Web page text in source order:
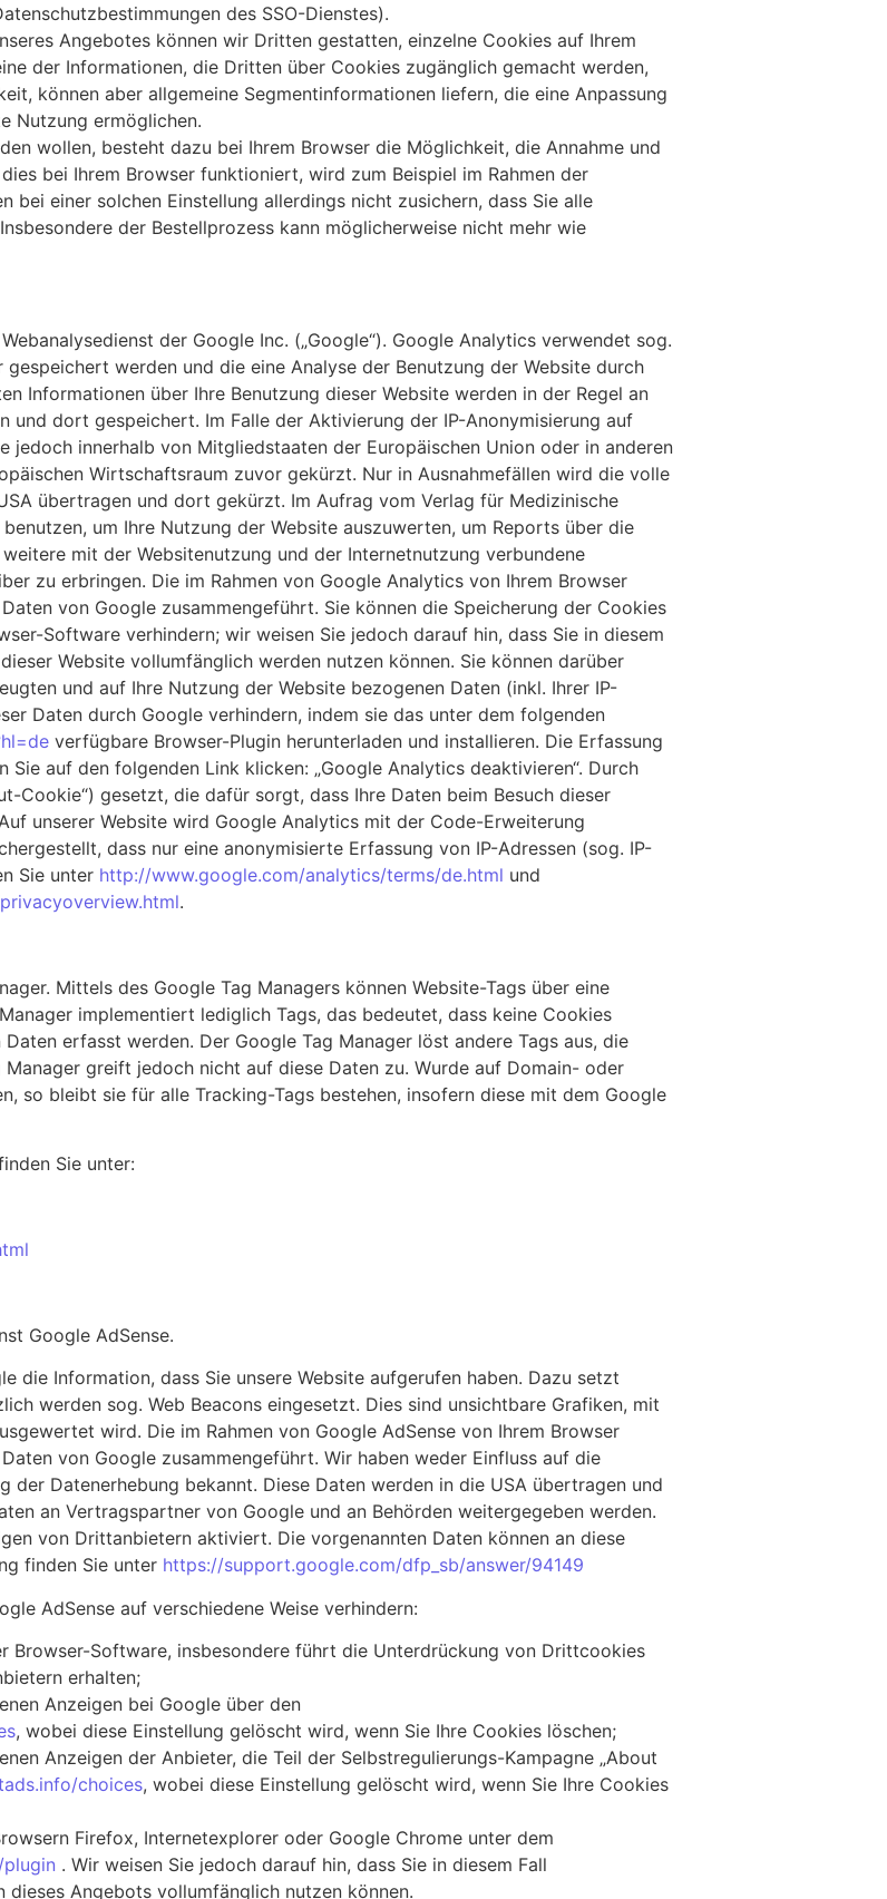
des SSO-Dienstes).
Angebotes können wir Dritten gestatten, einzelne Cookies auf Ihrem
der Informationen, die Dritten über Cookies zugänglich gemacht werden,
können aber allgemeine Segment­in­formationen liefern, die eine Anpassung
Nutzung ermöglichen.
wollen, besteht dazu bei Ihrem Browser die Möglichkeit, die Annahme und
bei Ihrem Browser funktioniert, wird zum Beispiel im Rahmen der
bei einer solchen Einstellung allerdings nicht zu­sichern, dass Sie alle
der Bestellprozess kann möglicherweise nicht mehr wie
der Google Inc. („Google“). Google Analytics verwendet sog.
gespeichert werden und die eine Analyse der Benutzung der Website durch
Informationen über Ihre Benutzung dieser Website werden in der Regel an
und dort gespeichert. Im Falle der Aktivierung der IP-Anonymisierung auf
jedoch innerhalb von Mitgliedstaaten der Europäischen Union oder in anderen
Wirtschaftsraum zuvor gekürzt. Nur in Ausnahmefällen wird die volle
übertragen und dort gekürzt. Im Aufrag vom Verlag für Medizinische
um Ihre Nutzung der Website auszuwerten, um Reports über die
mit der Websitenutzung und der Internetnutzung verbundene
zu erbringen. Die im Rahmen von Google Analytics von Ihrem Browser
von Google zusammengeführt. Sie können die Speicherung der Cookies
Software verhindern; wir weisen Sie jedoch darauf hin, dass Sie in diesem
Website vollumfänglich werden nutzen können. Sie können darüber
und auf Ihre Nutzung der Website bezogenen Daten (inkl. Ihrer IP-
Daten durch Google verhindern, indem sie das unter dem folgenden
verfügbare Browser-Plugin herunterladen und installieren. Die Erfassung
auf den folgenden Link klicken: „Google Analytics deaktivieren“. Durch
Cookie“) gesetzt, die dafür sorgt, dass Ihre Daten beim Besuch dieser
unserer Website wird Google Analytics mit der Code-Erweiterung
dass nur eine anonymisierte Erfassung von IP-Adressen (sog. IP-
Sie unter http://www.google.com/analytics/terms/de.html und
.
Mittels des Google Tag Managers können Website-Tags über eine
implementiert lediglich Tags, das bedeutet, dass keine Cookies
erfasst werden. Der Google Tag Manager löst andere Tags aus, die
greift jedoch nicht auf diese Daten zu. Wurde auf Domain- oder
so bleibt sie für alle Tracking-Tags bestehen, insofern diese mit dem Google
Sie unter:
Google AdSense.
die Information, dass Sie unsere Website aufgerufen haben. Dazu setzt
werden sog. Web Beacons eingesetzt. Dies sind unsichtbare Grafiken, mit
wird. Die im Rahmen von Google AdSense von Ihrem Browser
von Google zusammengeführt. Wir haben weder Einfluss auf die
der Datenerhebung bekannt. Diese Daten werden in die USA übertragen und
an Vertragspartner von Google und an Behörden weitergegeben werden.
von Drittanbietern aktiviert. Die vorgenannten Daten können an diese
finden Sie unter https://support.google.com/dfp_sb/answer/94149
AdSense auf verschiedene Weise verhindern:
Browser-Software, insbesondere führt die Unterdrückung von Drittcookies
erhalten;
Anzeigen bei Google über den
, wobei diese Einstellung gelöscht wird, wenn Sie Ihre Cookies löschen;
Anzeigen der Anbieter, die Teil der Selbstregulierungs-Kampagne „About
choices, wobei diese Einstellung gelöscht wird, wenn Sie Ihre Cookies
Firefox, Internetexplorer oder Google Chrome unter dem
. Wir weisen Sie jedoch darauf hin, dass Sie in diesem Fall
Angebots vollumfänglich nutzen können.